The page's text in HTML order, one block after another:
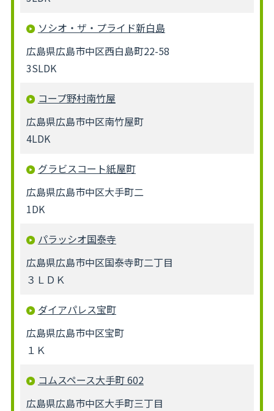
ソシオ・ザ・プライド新白島
広島県広島市中区西白島町22-58
3SLDK
コープ野村南竹屋
広島県広島市中区南竹屋町
4LDK
グラビスコート紙屋町
広島県広島市中区大手町二
1DK
パラッシオ国泰寺
広島県広島市中区国泰寺町二丁目
３ＬＤＫ
ダイアパレス宝町
広島県広島市中区宝町
１Ｋ
コムスペース大手町 602
広島県広島市中区大手町三丁目